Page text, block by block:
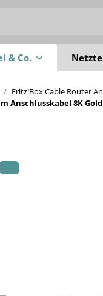
& Co.
Fritz!Box Cable Router
Anschlusskabel 8K